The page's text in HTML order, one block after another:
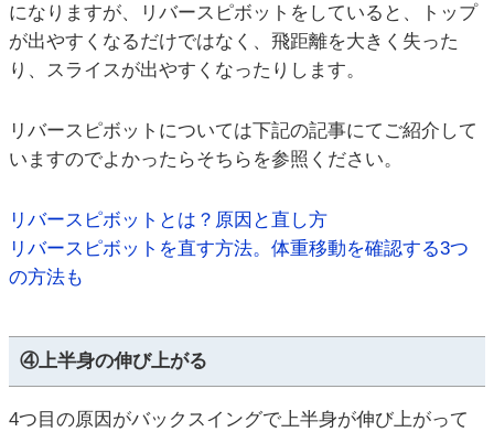
になりますが、リバースピボットをしていると、トップ
が出やすくなるだけではなく、飛距離を大きく失った
り、スライスが出やすくなったりします。
リバースピボットについては下記の記事にてご紹介して
いますのでよかったらそちらを参照ください。
リバースピボットとは？原因と直し方
リバースピボットを直す方法。体重移動を確認する3つ
の方法も
④上半身の伸び上がる
4つ目の原因がバックスイングで上半身が伸び上がって